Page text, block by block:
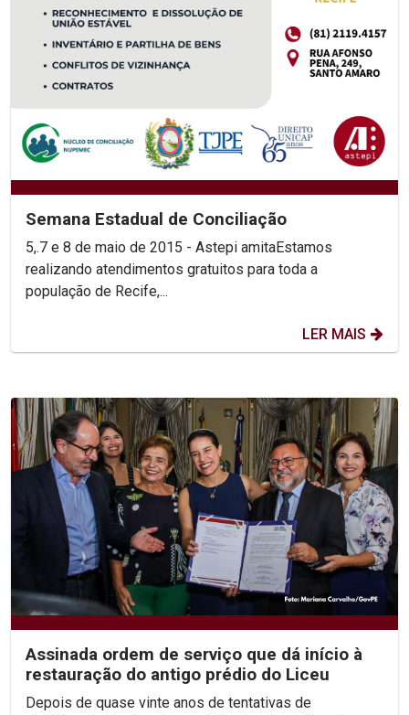
Semana Estadual de Conciliação
5,.7 e 8 de maio de 2015 - Astepi amitaEstamos
realizando atendimentos gratuitos para toda a
população de Recife,...
LER MAIS
Assinada ordem de serviço que dá início à
restauração do antigo prédio do Liceu
Depois de quase vinte anos de tentativas de